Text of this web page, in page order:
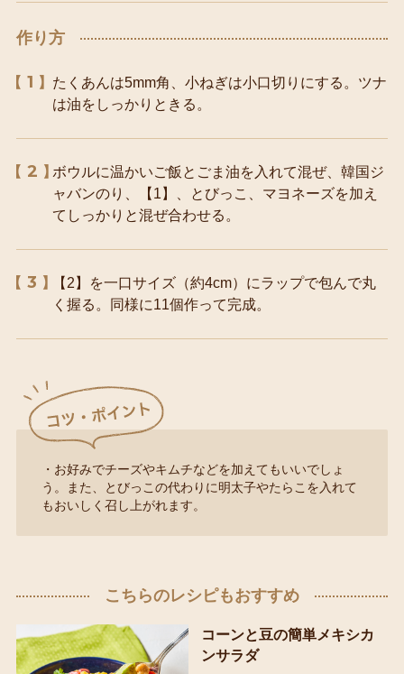
作り方
1
たくあんは5mm角、小ねぎは小口切りにする。ツナ
は油をしっかりときる。
2
ボウルに温かいご飯とごま油を入れて混ぜ、韓国ジ
ャバンのり、【1】、とびっこ、マヨネーズを加え
てしっかりと混ぜ合わせる。
3
【2】を一口サイズ（約4cm）にラップで包んで丸
く握る。同様に11個作って完成。
・お好みでチーズやキムチなどを加えてもいいでしょ
う。また、とびっこの代わりに明太子やたらこを入れて
もおいしく召し上がれます。
こちらのレシピもおすすめ
コーンと豆の簡単メキシカ
ンサラダ